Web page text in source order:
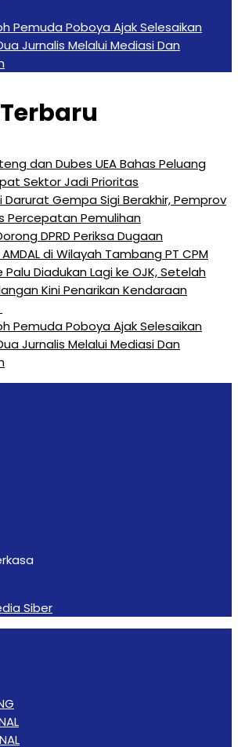
Pemuda Poboya Ajak Selesaikan
Jurnalis Melalui Mediasi Dan
dan Dubes UEA Bahas Peluang
Sektor Jadi Prioritas
Darurat Gempa Sigi Berakhir, Pemprov
Percepatan Pemulihan
DPRD Periksa Dugaan
di Wilayah Tambang PT CPM
Palu Diadukan Lagi ke OJK, Setelah
Kini Penarikan Kendaraan
Pemuda Poboya Ajak Selesaikan
Jurnalis Melalui Mediasi Dan
Siber